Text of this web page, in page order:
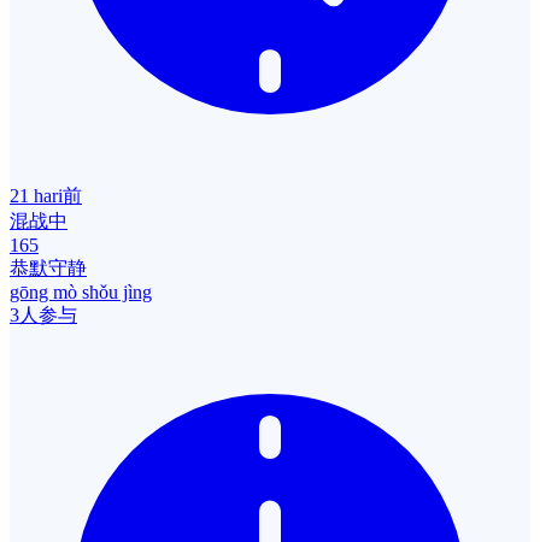
21 hari前
混战中
165
恭默守静
gōng mò shǒu jìng
3人参与